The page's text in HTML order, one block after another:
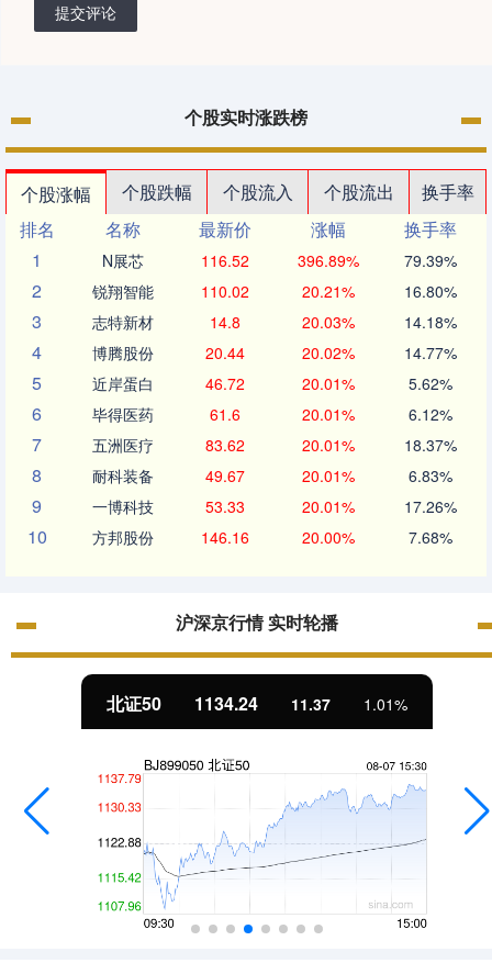
提交评论
个股实时涨跌榜
个股涨幅 个股跌幅 个股流入 个股流出
换手率
排名
名称 最新价 涨幅
换手率
1
N展芯 116.52 396.89% 79.39%
2 锐翔智能 110.02 20.21% 16.80%
3 志特新材 14.8 20.03% 14.18%
4 博腾股份 20.44 20.02% 14.77%
5 近岸蛋白 46.72 20.01% 5.62%
6 毕得医药 61.6 20.01% 6.12%
7 五洲医疗 83.62 20.01% 18.37%
8 耐科装备 49.67 20.01% 6.83%
9 一博科技 53.33 20.01% 17.26%
10 方邦股份 146.16 20.00% 7.68%
沪深京行情 实时轮播
北证50 1134.24 11.37 1.01%